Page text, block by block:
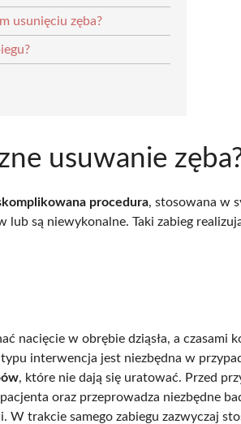
usunięciu zęba?
usuwanie
procedura, stosowana w
są niewykonalne. Taki zabieg
nacięcie w obrębie dziąsła, a czasami
typu interwencja jest niezbędna w
, które nie dają się uratować. Przed
oraz przeprowadza niezbędne
trakcie samego zabiegu zazwyczaj